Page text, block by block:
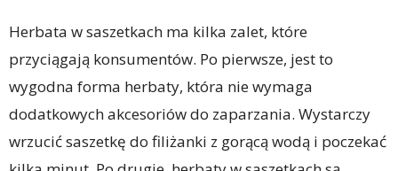
Herbata w saszetkach ma kilka zalet, które
przyciągają konsumentów. Po pierwsze, jest to
wygodna forma herbaty, która nie wymaga
dodatkowych akcesoriów do zaparzania. Wystarczy
wrzucić saszetkę do filiżanki z gorącą wodą i poczekać